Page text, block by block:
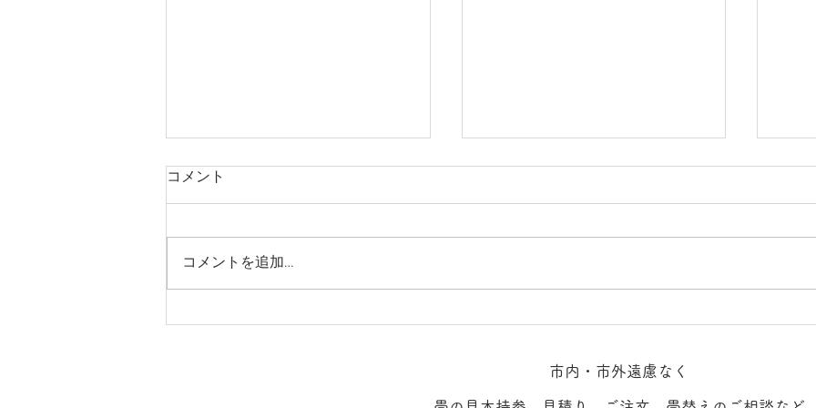
いぐさはこんな感じで梱包さ
成田空港 小上がり畳体験記。
コメント
コメントを追加…
市内・市外遠慮なく